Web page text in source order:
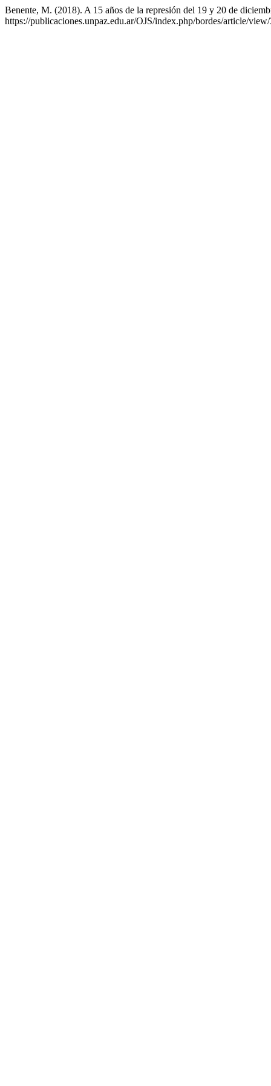
Benente, M. (2018). A 15 años de la represión del 19 y 20 de
https://publicaciones.unpaz.edu.ar/OJS/index.php/bordes/article/